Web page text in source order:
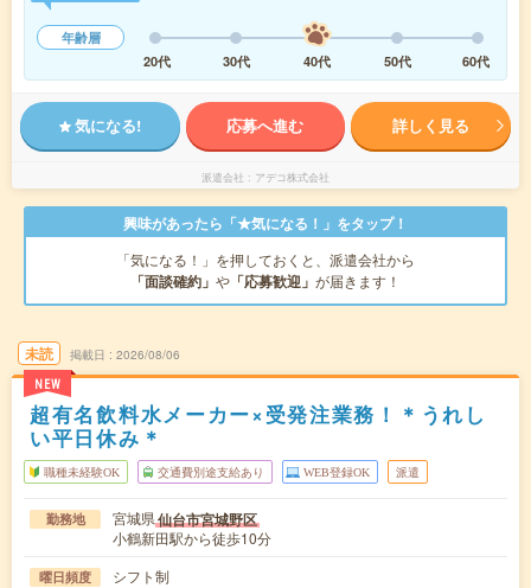
年齢層
20代
30代 40代 50代 60代
気になる! 応募へ進む 詳しく見る
派遣会社 アデコ株式会社
興味があったら「★気になる！」をタップ！
「気になる！」を押しておくと、派遣会社から
「面談確約」 や 「応募歓迎」 が届きます！
未読
NEW
掲載日 2026/08/06
超有名飲料水メーカー×受発注業務！＊うれし
い平日休み＊
職種未経験OK 交通費別途支給あり WEB登録OK 派遣
勤務地 宮城県仙台市宮城野区
小鶴新田駅から徒歩10分
曜日頻度 シフト制